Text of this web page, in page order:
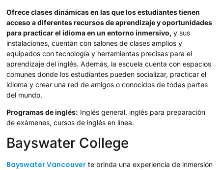
Ofrece clases dinámicas en las que los estudiantes tienen
acceso a diferentes recursos de aprendizaje y oportunidades
para practicar el idioma en un entorno inmersivo,y sus
instalaciones, cuentan con salones de clases amplios y
equipados con tecnología y herramientas precisas para el
aprendizaje del inglés. Además, la escuela cuenta con espacios
comunes donde los estudiantes pueden socializar, practicar el
idioma y crear una red de amigos o conocidos de todas partes
del mundo.
Programas de inglés: Inglés general, inglés para preparación
de exámenes, cursos de inglés en línea.
Bayswater College
Bayswater Vancouver te brinda una experiencia de inmersión